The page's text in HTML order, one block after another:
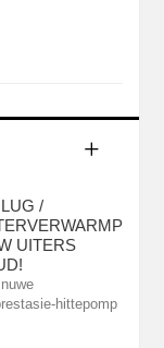
/
UITERS
hittepomp